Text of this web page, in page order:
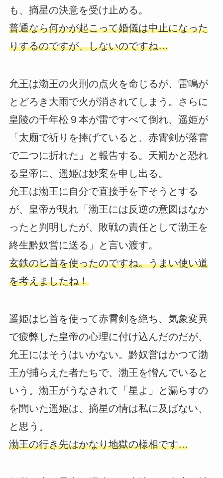
も、摘星の決意を受け止める。
普通なら何かが起こって婚儀は中止になった
りするのですが、しないのですね…
允王は渤王の火刑の点火を命じるが、雷鳴が
とどろき大雨で火が消されてしまう。さらに
皇陵の千年松９本が雷ですべて倒れ、遥姫が
「太廟で祈りを捧げていると、赤霄剣が落雷
で二つに折れた」と報告する。天罰かと恐れ
る皇帝に、遥姫は妙案を申し出る。
允王は渤王に自分で直接手を下そうとする
が、皇帝が現れ「渤王には反逆の意図はなか
ったと判明したが、敗戦の責任として渤王を
終生黔奴営に送る」と言い渡す。
玄鉄の匕首を使ったのですね。うまい使い道
を考えましたね！
遥姫は匕首を使って赤霄剣を絶ち、気象変異
で疲弊した皇帝の心理に付け込んだのだが、
允王にはそうはいかない。黔奴営はかつて渤
王が捕らえた者たちで、渤王を憎んでいると
いう。渤王がうなされて「星よ」と漏らすの
を聞いた遥姫は、摘星の情は私に及ばない、
と思う。
渤王の行き先はかなり地獄の様相です…